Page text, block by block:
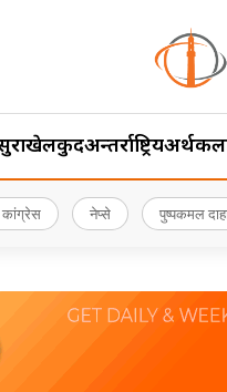
खेलकुदअन्तर्राष्ट्रियअर्थ
कांग्रेस नेप्से पुष्पकमल